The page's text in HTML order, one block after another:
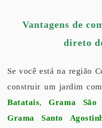
Vantagens de
direto
Se você está na região
construir um jardim com
Batatais,Grama São
Grama Santo